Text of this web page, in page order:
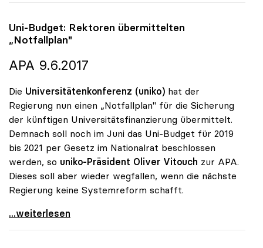
Uni-Budget: Rektoren übermittelten
„Notfallplan"
APA 9.6.2017
Die Universitätenkonferenz (uniko) hat der
Regierung nun einen „Notfallplan" für die Sicherung
der künftigen Universitätsfinanzierung übermittelt.
Demnach soll noch im Juni das Uni-Budget für 2019
bis 2021 per Gesetz im Nationalrat beschlossen
werden, so uniko-Präsident Oliver Vitouch zur APA.
Dieses soll aber wieder wegfallen, wenn die nächste
Regierung keine Systemreform schafft.
Uni-Budget: Rektoren übermittelten „Notfallplan\"
...weiterlesen